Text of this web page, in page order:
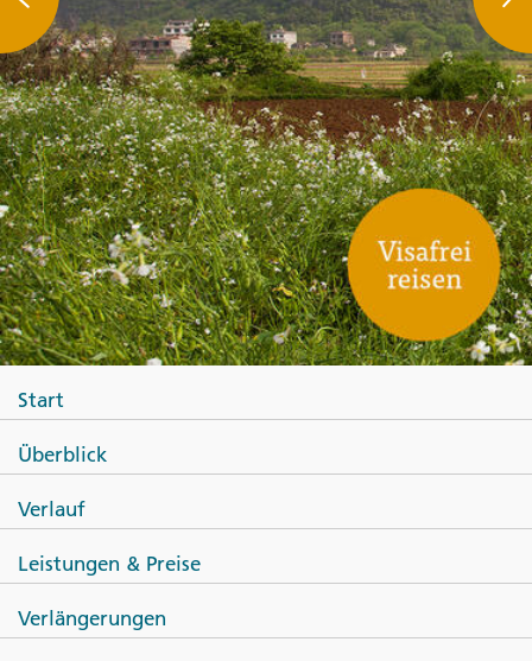
Start
Überblick
Verlauf
Leistungen & Preise
Verlängerungen